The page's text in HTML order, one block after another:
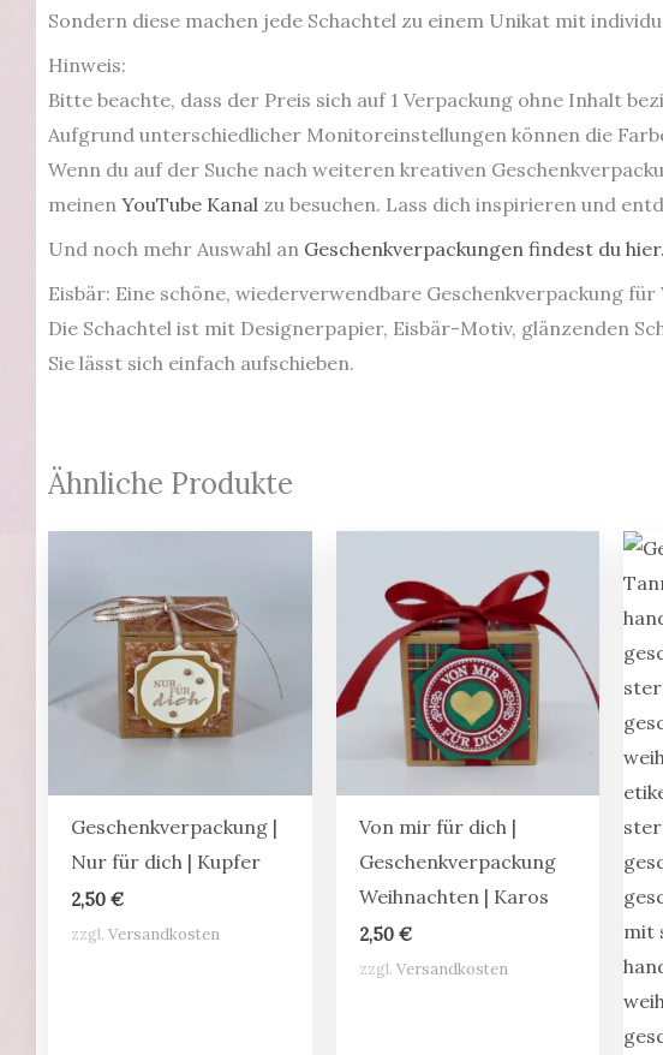
Sondern diese machen jede Schachtel zu einem Unikat mit
Hinweis:
Bitte beachte, dass der Preis sich auf 1 Verpackung ohne Inhalt
Aufgrund unterschiedlicher Monitoreinstellungen können die
Wenn du auf der Suche nach weiteren kreativen
meinen YouTube Kanal zu besuchen. Lass dich inspirieren und
Und noch mehr Auswahl an Geschenkverpackungen findest du hier.
Eisbär: Eine schöne, wiederverwendbare Geschenkverpackung für
Die Schachtel ist mit Designerpapier, Eisbär-Motiv, glänzenden
Sie lässt sich einfach aufschieben.
Ähnliche Produkte
Geschenkverpackung |
Nur für dich | Kupfer
2,50€
zzgl.Versandkosten
Von mir für dich |
Geschenkverpackung
Weihnachten | Karos
2,50 €
zzgl. Versandkosten